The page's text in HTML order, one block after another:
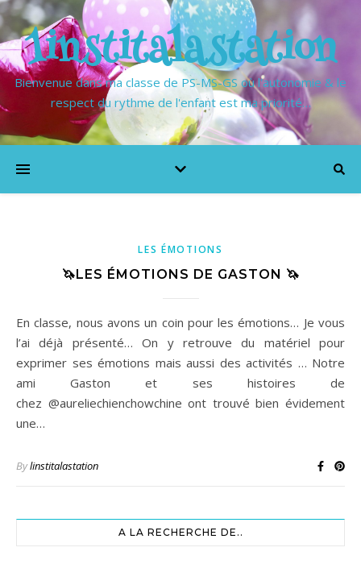
1institalastation
Bienvenue dans ma classe de PS-MS-GS où l'autonomie & le
respect du rythme de l'enfant est ma priorité…
LES ÉMOTIONS
🦄LES ÉMOTIONS DE GASTON 🦄
En classe, nous avons un coin pour les émotions… Je vous
l’ai déjà présenté… On y retrouve du matériel pour
exprimer ses émotions mais aussi des activités … Notre
ami Gaston et ses histoires de
chez @aureliechienchowchine ont trouvé bien évidement
une…
Bylinstitalastation
A LA RECHERCHE DE..